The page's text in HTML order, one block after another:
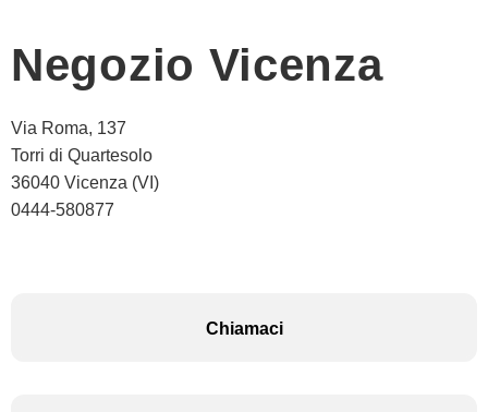
Negozio Vicenza
Via Roma, 137
Torri di Quartesolo
36040 Vicenza (VI)
0444-580877
Chiamaci